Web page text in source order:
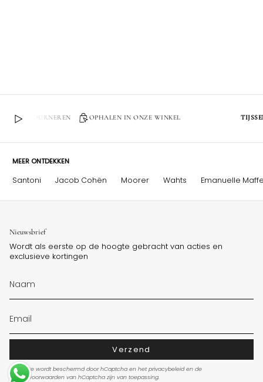
RETOURNEREN OPHALEN IN ONZE WINKEL TIJSSEN
MEER ONTDEKKEN
Santoni Jacob Cohën Moorer Wahts Emanuelle
Nieuwsbrief
Wordt als eerste op de hoogte gebracht van acties en
exclusieve kortingen
Verzend
Deze site wordt beschermd door hCaptcha en hetprivacybeleiden de
servicevoorwaarden van hCaptcha zijn van toepassing.